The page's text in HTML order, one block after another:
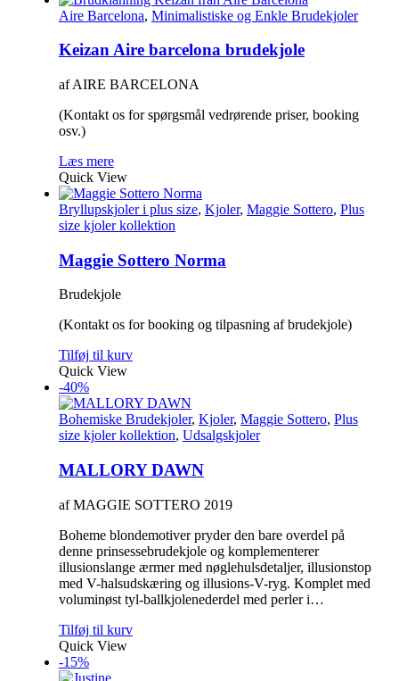
Aire Barcelona, Minimalistiske og Enkle Brudekjoler
Keizan Aire barcelona brudekjole
af AIRE BARCELONA
(Kontakt os for spørgsmål vedrørende priser, booking
osv.)
Læs mere
Quick View
Bryllupskjoler i plus size, Kjoler, Maggie Sottero, Plus
size kjoler kollektion
Maggie Sottero Norma
Brudekjole
(Kontakt os for booking og tilpasning af brudekjole)
Tilføj til kurv
Quick View
-40%
Bohemiske Brudekjoler, Kjoler, Maggie Sottero, Plus
size kjoler kollektion, Udsalgskjoler
MALLORY DAWN
af MAGGIE SOTTERO 2019
Boheme blondemotiver pryder den bare overdel på
denne prinsessebrudekjole og komplementerer
illusionslange ærmer med nøglehulsdetaljer, illusionstop
med V-halsudskæring og illusions-V-ryg. Komplet med
voluminøst tyl-ballkjolenederdel med perler i…
Tilføj til kurv
Quick View
-15%